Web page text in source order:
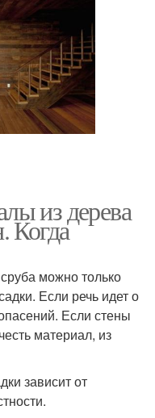
из дерева
Когда
можно только
Если речь идет о
Если стены
материал, из
зависит от